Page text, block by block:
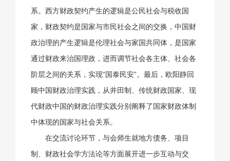
系。西方财政契约产生的逻辑是公民社会与税收国
家，财政契约是国家与市民社会之间的交换，中国财
政治理的产生逻辑是伦理社会与家国共同体，是国家
通过财政来治国理政，进而调节社会各主体、社会各
阶层之间的关系，实现“国泰民安”。最后，欧阳静回
顾中国财政治理实践，从井田制、传统财政国家、现
代财政中国的财政治理实践分别阐释了国家财政体制
中体现的国家与社会关系。
在交流讨论环节，与会师生就地方债务、项目
制、财政社会学方法论等方面展开进一步互动与交